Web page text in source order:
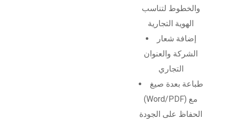
والخطوط لتناسب
الهوية التجارية
إضافة شعار
الشركة والعنوان
التجاري
طباعة بعدة صيغ
(Word/PDF) مع
الحفاظ على الجودة